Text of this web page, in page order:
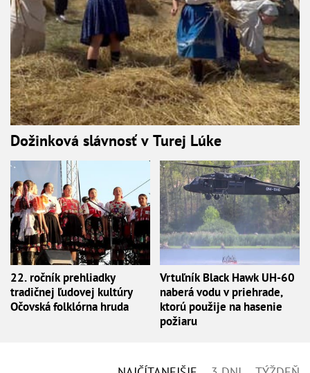
Dožinková slávnosť v Turej Lúke
22. ročník prehliadky
tradičnej ľudovej kultúry
Očovská folklórna hruda
Vrtuľník Black Hawk UH-60
naberá vodu v priehrade,
ktorú použije na hasenie
požiaru